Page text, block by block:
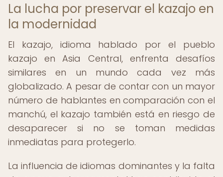
La lucha por preservar el kazajo en
la modernidad
El kazajo, idioma hablado por el pueblo
kazajo en Asia Central, enfrenta desafíos
similares en un mundo cada vez más
globalizado. A pesar de contar con un mayor
número de hablantes en comparación con el
manchú, el kazajo también está en riesgo de
desaparecer si no se toman medidas
inmediatas para protegerlo.
La influencia de idiomas dominantes y la falta